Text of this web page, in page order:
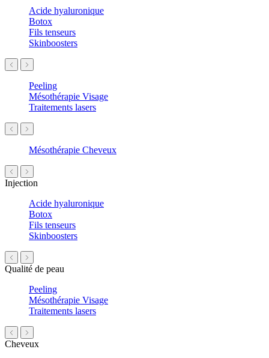
Acide hyaluronique
Botox
Fils tenseurs
Skinboosters
Peeling
Mésothérapie Visage
Traitements lasers
Mésothérapie Cheveux
Injection
Acide hyaluronique
Botox
Fils tenseurs
Skinboosters
Qualité de peau
Peeling
Mésothérapie Visage
Traitements lasers
Cheveux